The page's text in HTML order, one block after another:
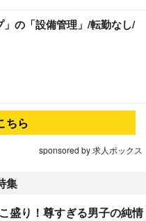
の「設備管理」/転勤なし/
ちら
sponsored by 求人ボックス
集
盛り！尊すぎる男子の純情